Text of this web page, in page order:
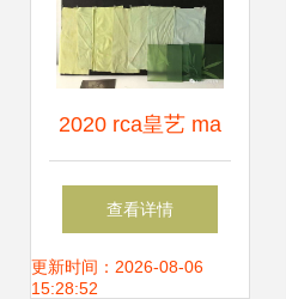
2020 rca皇艺 ma
textiles纺织品设计
线上毕业秀 综合材
查看详情
更新时间：2026-08-06
15:28:52